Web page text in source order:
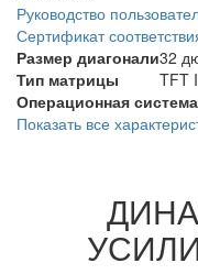
Руководство
Сертификат
Размер диагонали32
Тип матрицы
TFT
Операционная система
Показать все